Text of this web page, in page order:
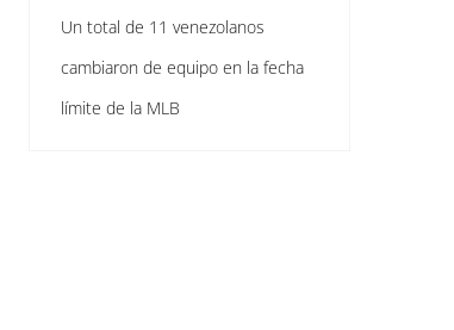
Un total de 11 venezolanos
cambiaron de equipo en la fecha
límite de la MLB